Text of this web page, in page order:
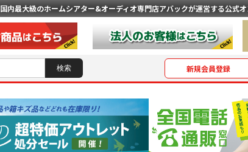
国内最大級のホームシアター&オーディオ専門店アバックが運営する公式オ
新規会員登録